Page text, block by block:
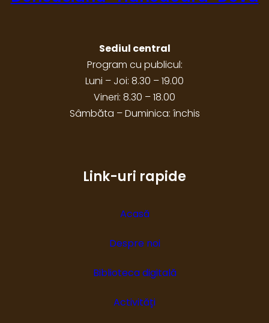
Sediul central
Program cu publicul:
Luni – Joi: 8.30 – 19.00
Vineri: 8.30 – 18.00
Sâmbăta – Duminica: închis
Link-uri rapide
Acasă
Despre noi
Biblioteca digitală
Activități